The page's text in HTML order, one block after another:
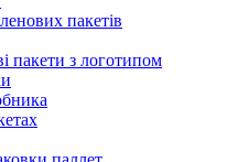
пакетів
пакети з логотипом